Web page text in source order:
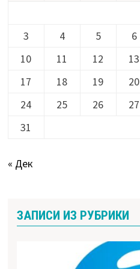
3
4 5 6
10
11 12 13
17
18 19 20
24
25 26 27
31
« Дек
ЗАПИСИ ИЗ РУБРИКИ